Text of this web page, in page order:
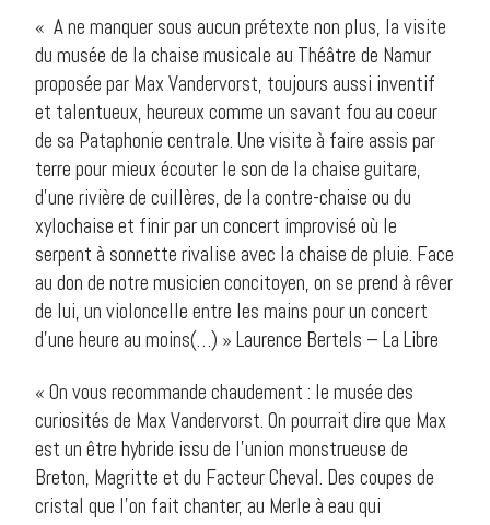
« A ne manquer sous aucun prétexte non plus, la visite
du musée de la chaise musicale au Théâtre de Namur
proposée par Max Vandervorst, toujours aussi inventif
et talentueux, heureux comme un savant fou au coeur
de sa Pataphonie centrale. Une visite à faire assis par
terre pour mieux écouter le son de la chaise guitare,
d’une rivière de cuillères, de la contre-chaise ou du
xylochaise et finir par un concert improvisé où le
serpent à sonnette rivalise avec la chaise de pluie. Face
au don de notre musicien concitoyen, on se prend à rêver
de lui, un violoncelle entre les mains pour un concert
d’une heure au moins(…) » Laurence Bertels – La Libre
« On vous recommande chaudement : le musée des
curiosités de Max Vandervorst. On pourrait dire que Max
est un être hybride issu de l’union monstrueuse de
Breton, Magritte et du Facteur Cheval. Des coupes de
cristal que l’on fait chanter, au Merle à eau qui